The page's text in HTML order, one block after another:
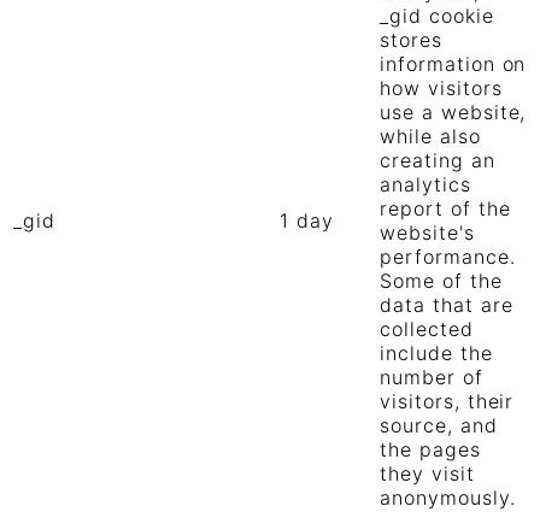
_gid 1 day
_gid cookie
stores
information on
how visitors
use a website,
while also
creating an
analytics
report of the
website's
performance.
Some of the
data that are
collected
include the
number of
visitors, their
source, and
the pages
they visit
anonymously.